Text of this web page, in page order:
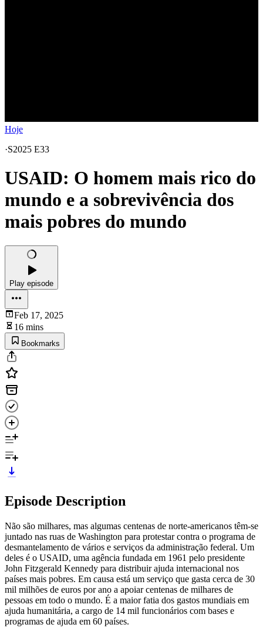
Hoje
·S2025 E33
USAID: O homem mais rico do
mundo e a sobrevivência dos
mais pobres do mundo
Play episode
Feb 17, 2025
16 mins
Bookmarks
Episode Description
Não são milhares, mas algumas centenas de norte-americanos têm-se
juntado nas ruas de Washington para protestar contra o programa de
desmantelamento de vários e serviços da administração federal. Um
deles é o USAID, uma agência fundada em 1961 pelo presidente
John Fitzgerald Kennedy para distribuir ajuda internacional nos
países mais pobres. Em causa está um serviço que gasta cerca de 30
mil milhões de euros por ano a apoiar centenas de milhares de
pessoas em todo o mundo. É a maior fatia dos gastos mundiais em
ajuda humanitária, a cargo de 14 mil funcionários com bases e
programas de ajuda em 60 países.